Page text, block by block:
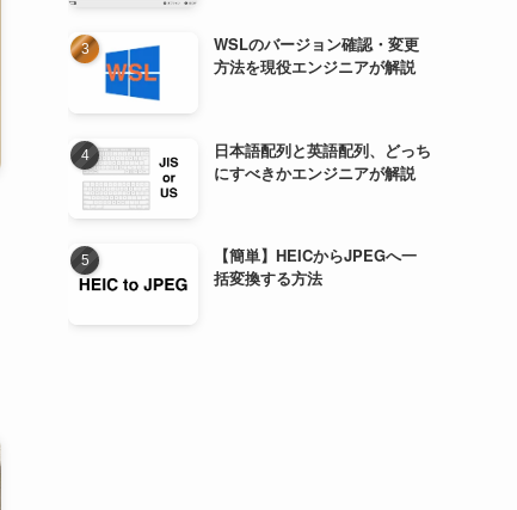
WSLのバージョン確認・変更
方法を現役エンジニアが解説
日本語配列と英語配列、どっち
にすべきかエンジニアが解説
【簡単】HEICからJPEGへ一
括変換する方法